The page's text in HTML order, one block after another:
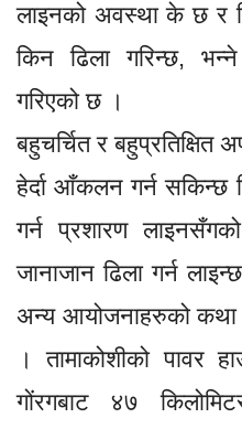
लाइनको अवस्था के छ र
किन ढिला गरिन्छ,
गरिएको छ ।
बहुचर्चित र बहुप्रतिक्षित
हेर्दा आँकलन गर्न सकिन्छ
गर्न प्रशारण
जानाजान ढिला गर्न
अन्य आयोजनाहरुको कथा
। तामाकोशीको पावर
गोंरगबाट ४७